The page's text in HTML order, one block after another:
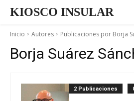
KIOSCO INSULAR
Inicio Autores Publicaciones por Borja
Borja Suárez
2 Publicaciones